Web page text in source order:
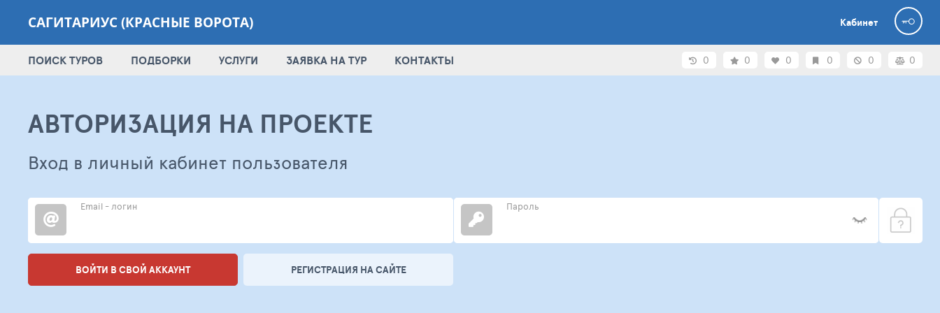
САГИТАРИУС (КРАСНЫЕ ВОРОТА) Кабинет
ПОИСК ТУРОВ ПОДБОРКИ УСЛУГИ ЗАЯВКА НА ТУР КОНТАКТЫ 0 0 0 0 0 0
АВТОРИЗАЦИЯ НА ПРОЕКТЕ
Вход в личный кабинет пользователя
Email - логин Пароль
ВОЙТИ В СВОЙ АККАУНТ РЕГИСТРАЦИЯ НА САЙТЕ